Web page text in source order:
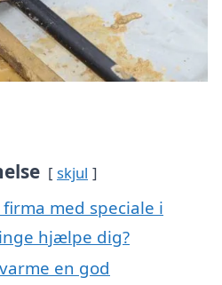
skjul
med speciale i
hjælpe dig?
en god